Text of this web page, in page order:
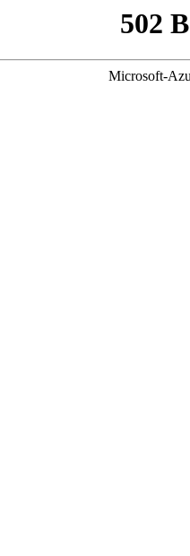
502
Microsoft-